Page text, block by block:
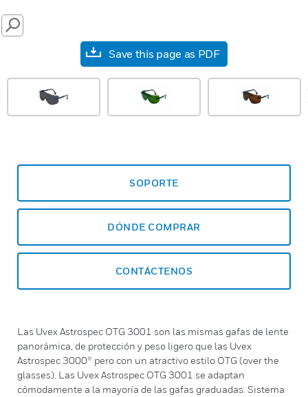
SEARCH
Save this page as PDF
SOPORTE
DÓNDE COMPRAR
CONTÁCTENOS
Las Uvex Astrospec OTG 3001 son las mismas gafas de lente
panorámica, de protección y peso ligero que las Uvex
Astrospec 3000® pero con un atractivo estilo OTG (over the
glasses). Las Uvex Astrospec OTG 3001 se adaptan
cómodamente a la mayoría de las gafas graduadas. Sistema